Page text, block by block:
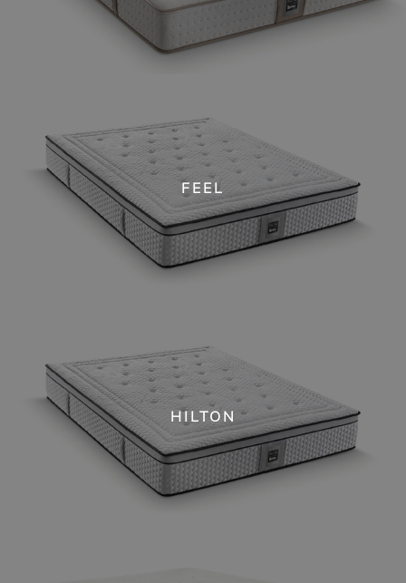
FEEL
HILTON